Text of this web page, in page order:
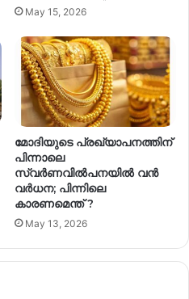
May 15, 2026
മോദിയുടെ പ്രഖ്യാപനത്തിന്
പിന്നാലെ
സ്വര്‍ണവില്‍പനയില്‍ വന്‍
വര്‍ധന; പിന്നിലെ
കാരണമെന്ത് ?
May 13, 2026